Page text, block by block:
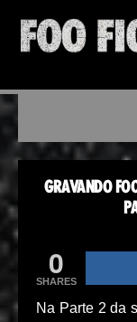
GRAVANDO
0
SHARES
Na Parte 2 da